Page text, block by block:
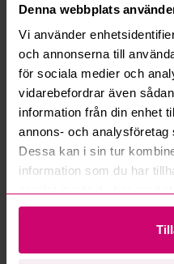
Denna webbplats
Vi använder
och annonserna till
för sociala medier och
vidarebefordrar även
information från din enhet
annons- och
Dessa kan i sin tur
information som du har
Vad är ett
Hur fungerar maxbud?
Hur fungerar budmotorn?
Kan jag ångra ett bud?
Kan ni frakta mina vunna
Läs fler